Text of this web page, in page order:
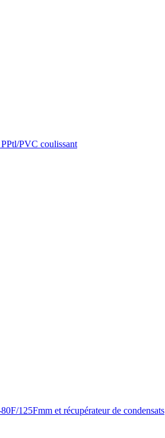
PVC coulissant
125Fmm et récupérateur de condensats